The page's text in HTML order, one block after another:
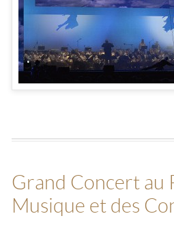
Grand Concert au
Musique et des